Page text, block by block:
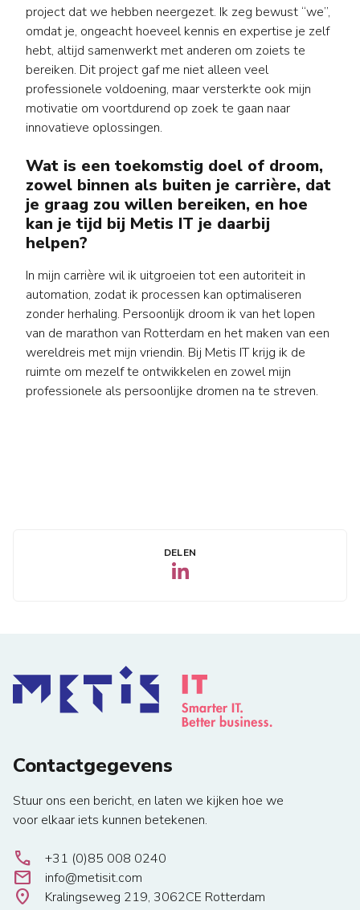
project dat we hebben neergezet. Ik zeg bewust “we”,
omdat je, ongeacht hoeveel kennis en expertise je zelf
hebt, altijd samenwerkt met anderen om zoiets te
bereiken. Dit project gaf me niet alleen veel
professionele voldoening, maar versterkte ook mijn
motivatie om voortdurend op zoek te gaan naar
innovatieve oplossingen.
Wat is een toekomstig doel of droom,
zowel binnen als buiten je carrière, dat
je graag zou willen bereiken, en hoe
kan je tijd bij Metis IT je daarbij
helpen?
In mijn carrière wil ik uitgroeien tot een autoriteit in
automation, zodat ik processen kan optimaliseren
zonder herhaling. Persoonlijk droom ik van het lopen
van de marathon van Rotterdam en het maken van een
wereldreis met mijn vriendin. Bij Metis IT krijg ik de
ruimte om mezelf te ontwikkelen en zowel mijn
professionele als persoonlijke dromen na te streven.
DELEN
Contactgegevens
Stuur ons een bericht, en laten we kijken hoe we
voor elkaar iets kunnen betekenen.
local_phone +31 (0)85 008 0240
email info@metisit.com
location_on Kralingseweg 219, 3062CE Rotterdam